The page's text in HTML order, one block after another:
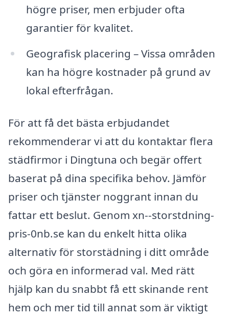
högre priser, men erbjuder ofta
garantier för kvalitet.
Geografisk placering – Vissa områden
kan ha högre kostnader på grund av
lokal efterfrågan.
För att få det bästa erbjudandet
rekommenderar vi att du kontaktar flera
städfirmor i Dingtuna och begär offert
baserat på dina specifika behov. Jämför
priser och tjänster noggrant innan du
fattar ett beslut. Genom xn--storstdning-
pris-0nb.se kan du enkelt hitta olika
alternativ för storstädning i ditt område
och göra en informerad val. Med rätt
hjälp kan du snabbt få ett skinande rent
hem och mer tid till annat som är viktigt